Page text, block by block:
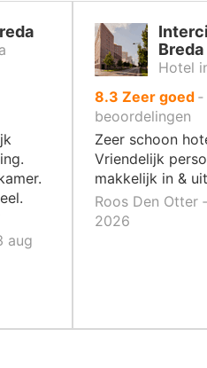
aug
Breda
Hotel
8.3 uit
10
,
Zeer goed ‐
beoordelingen
Zeer schoon
Vriendelijk
makkelijk in &
Roos Den Otter
2026